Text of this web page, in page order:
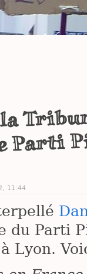
Parti
11:44
du Parti
Lyon.